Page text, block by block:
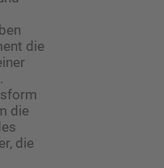
die
die
die